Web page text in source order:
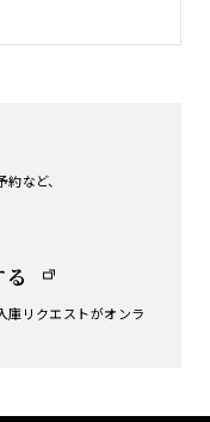
など、
庫リクエストがオンラ